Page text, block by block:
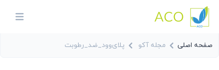
ACO
menu
صفحه اصلی مجله آکو پلای‌وود_ضد_رطوبت